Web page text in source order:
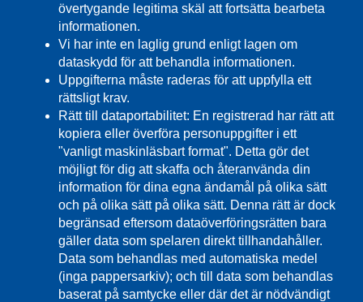
övertygande legitima skäl att fortsätta bearbeta
informationen.
Vi har inte en laglig grund enligt lagen om
dataskydd för att behandla informationen.
Uppgifterna måste raderas för att uppfylla ett
rättsligt krav.
Rätt till dataportabilitet: En registrerad har rätt att
kopiera eller överföra personuppgifter i ett
"vanligt maskinläsbart format". Detta gör det
möjligt för dig att skaffa och återanvända din
information för dina egna ändamål på olika sätt
och på olika sätt på olika sätt. Denna rätt är dock
begränsad eftersom dataöverföringsrätten bara
gäller data som spelaren direkt tillhandahåller.
Data som behandlas med automatiska medel
(inga pappersarkiv); och till data som behandlas
baserat på samtycke eller där det är nödvändigt